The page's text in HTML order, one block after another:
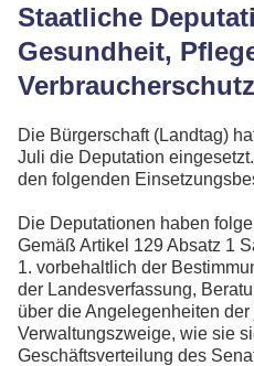
Staatliche
Gesundheit,
Verbraucherschutz
Die Bürgerschaft (Landtag)
Juli die Deputation
den folgenden
Die Deputationen haben
Gemäß Artikel 129 Absatz 1
1. vorbehaltlich der
der Landesverfassung,
über die Angelegenheiten
Verwaltungszweige, wie sie
Geschäftsverteilung des